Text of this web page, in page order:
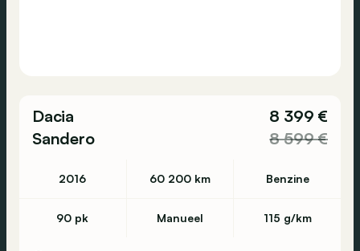
Dacia
Sandero
8 399 €
8 599 €
2016 60 200 km Benzine
90 pk Manueel 115 g/km